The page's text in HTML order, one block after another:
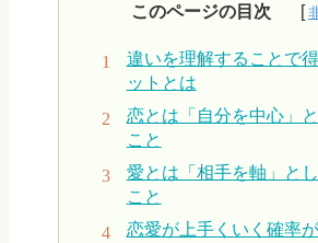
【誰にも言えない恋愛編】記事一覧
【職場恋愛編】記事一覧
【マッチングアプリ攻略編】記事一覧
このページの目次
違いを理解することで
ットとは
恋とは「自分を中心」
こと
愛とは「相手を軸」と
こと
恋愛が上手くいく確率